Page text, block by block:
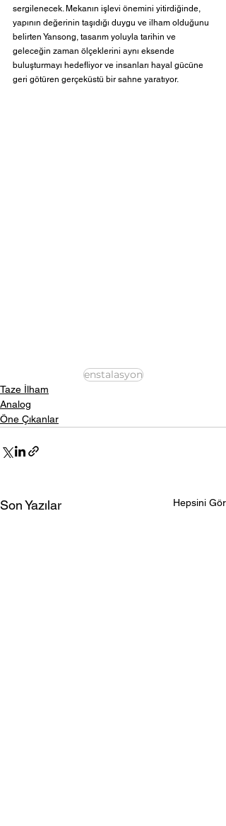
sergilenecek. Mekanın işlevi önemini yitirdiğinde,
yapının değerinin taşıdığı duygu ve ilham olduğunu
belirten Yansong, tasarım yoluyla tarihin ve
geleceğin zaman ölçeklerini aynı eksende
buluşturmayı hedefliyor ve insanları hayal gücüne
geri götüren gerçeküstü bir sahne yaratıyor.
enstalasyon
Taze İlham
Analog
Öne Çıkanlar
Son Yazılar Hepsini Gör